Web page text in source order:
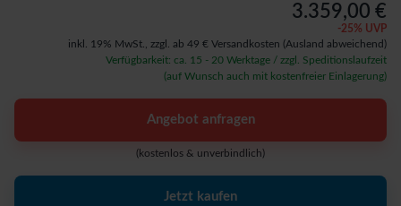
3.359,00 €
-25% UVP
inkl. 19% MwSt., zzgl. ab 49 € Versandkosten (Ausland abweichend)
Verfügbarkeit: ca. 15 - 20 Werktage / zzgl. Speditionslaufzeit
(auf Wunsch auch mit kostenfreier Einlagerung)
Angebot anfragen
(kostenlos & unverbindlich)
Jetzt kaufen